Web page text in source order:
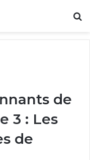
de
3 : Les
de